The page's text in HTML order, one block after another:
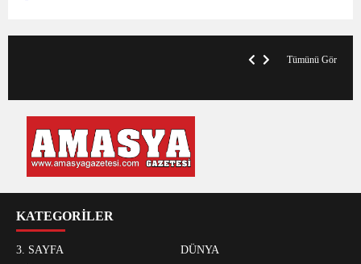
Tümünü Gör
KATEGORİLER
3. SAYFA
DÜNYA